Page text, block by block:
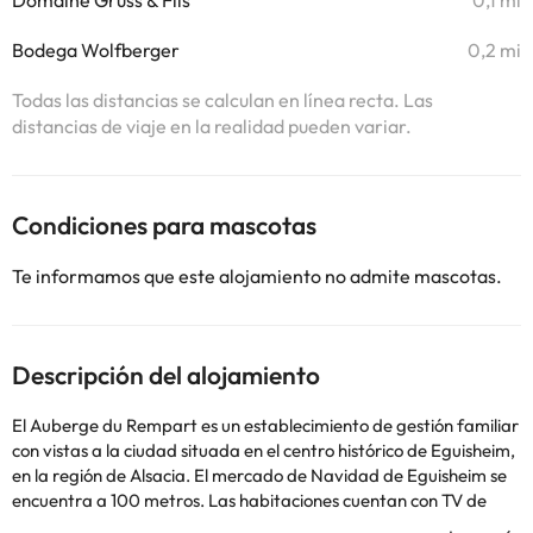
Bodega Wolfberger 0,2 mi
Todas las distancias se calculan en línea recta. Las
distancias de viaje en la realidad pueden variar.
Condiciones para mascotas
Te informamos que este alojamiento no admite mascotas.
Descripción del alojamiento
El Auberge du Rempart es un establecimiento de gestión familiar
con vistas a la ciudad situada en el centro histórico de Eguisheim,
en la región de Alsacia. El mercado de Navidad de Eguisheim se
encuentra a 100 metros. Las habitaciones cuentan con TV de
pantalla plana y baño privado con secador de pelo y ducha o